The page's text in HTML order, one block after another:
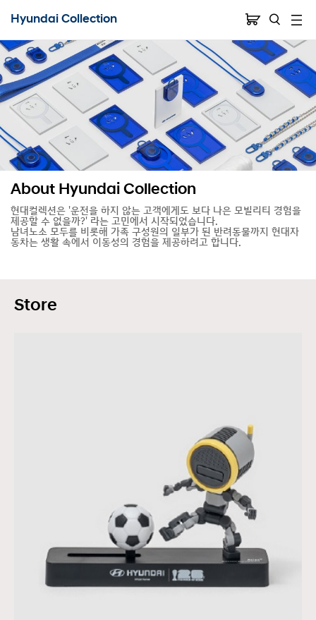
Hyundai Collection
About Hyundai Collection
현대컬렉션은 '운전을 하지 않는 고객에게도 보다 나은 모빌리티 경험을
제공할 수 없을까?' 라는 고민에서 시작되었습니다.
남녀노소 모두를 비롯해 가족 구성원의 일부가 된 반려동물까지 현대자
동차는 생활 속에서 이동성의 경험을 제공하려고 합니다.
Store